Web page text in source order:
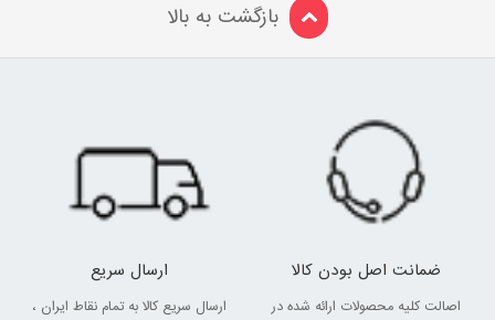
بازگشت به بالا
ضمانت اصل بودن کالا
اصالت کلیه محصولات ارائه شده در
ارسال سریع
ارسال سریع کالا به تمام نقاط ایران ،